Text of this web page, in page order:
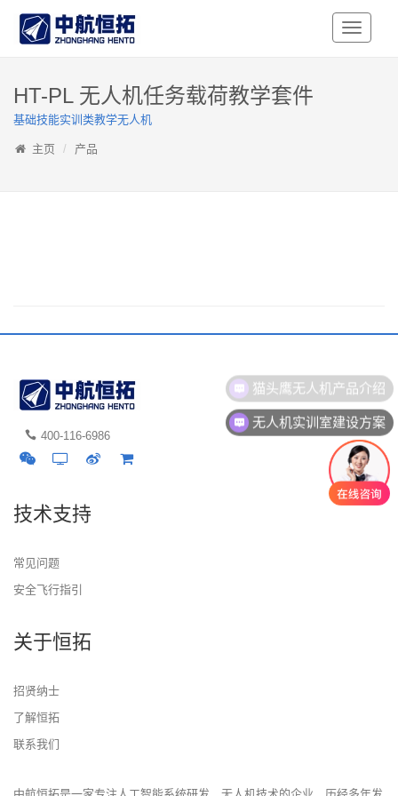
Toggle
HT-PL 无人机任务载荷教学套件
基础技能实训类教学无人机
主页 产品
400-116-6986
技术支持
常见问题
安全飞行指引
关于恒拓
招贤纳士
了解恒拓
联系我们
猫头鹰无人机产品介绍
无人机实训室建设方案